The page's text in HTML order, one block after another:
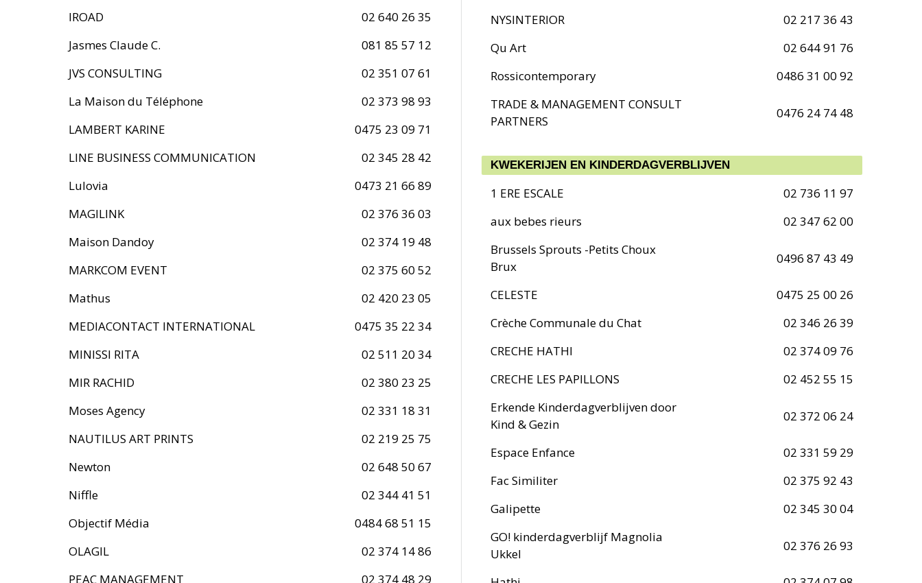
IROAD
02 640 26 35
Jasmes Claude C.
081 85 57 12
JVS CONSULTING
02 351 07 61
La Maison du Téléphone
02 373 98 93
LAMBERT KARINE
0475 23 09 71
LINE BUSINESS COMMUNICATION
02 345 28 42
Lulovia
0473 21 66 89
MAGILINK
02 376 36 03
Maison Dandoy
02 374 19 48
MARKCOM EVENT
02 375 60 52
Mathus
02 420 23 05
MEDIACONTACT INTERNATIONAL
0475 35 22 34
MINISSI RITA
02 511 20 34
MIR RACHID
02 380 23 25
Moses Agency
02 331 18 31
NAUTILUS ART PRINTS
02 219 25 75
Newton
02 648 50 67
Niffle
02 344 41 51
Objectif Média
0484 68 51 15
OLAGIL
02 374 14 86
PEAC MANAGEMENT
02 374 48 29
NYSINTERIOR
02 217 36 43
Qu Art
02 644 91 76
Rossicontemporary
0486 31 00 92
TRADE & MANAGEMENT CONSULT
PARTNERS
0476 24 74 48
KWEKERIJEN EN KINDERDAGVERBLIJVEN
1 ERE ESCALE
02 736 11 97
aux bebes rieurs
02 347 62 00
Brussels Sprouts -Petits Choux
Brux
0496 87 43 49
CELESTE
0475 25 00 26
Crèche Communale du Chat
02 346 26 39
CRECHE HATHI
02 374 09 76
CRECHE LES PAPILLONS
02 452 55 15
Erkende Kinderdagverblijven door
Kind & Gezin
02 372 06 24
Espace Enfance
02 331 59 29
Fac Similiter
02 375 92 43
Galipette
02 345 30 04
GO! kinderdagverblijf Magnolia
Ukkel
02 376 26 93